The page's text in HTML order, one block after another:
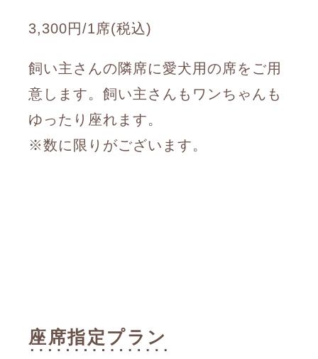
3,300円/1席(税込)
飼い主さんの隣席に愛犬用の席をご用
意します。飼い主さんもワンちゃんも
ゆったり座れます。
※数に限りがございます。
座席指定プラン